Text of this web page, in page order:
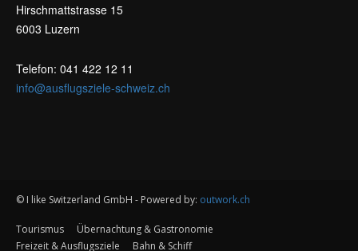
Hirschmattstrasse 15
6003 Luzern
Telefon: 041 422 12 11
info@ausflugsziele-schweiz.ch
© I like Switzerland GmbH - Powered by: outwork.ch
Tourismus
Übernachtung & Gastronomie
Freizeit & Ausflugsziele
Bahn & Schiff